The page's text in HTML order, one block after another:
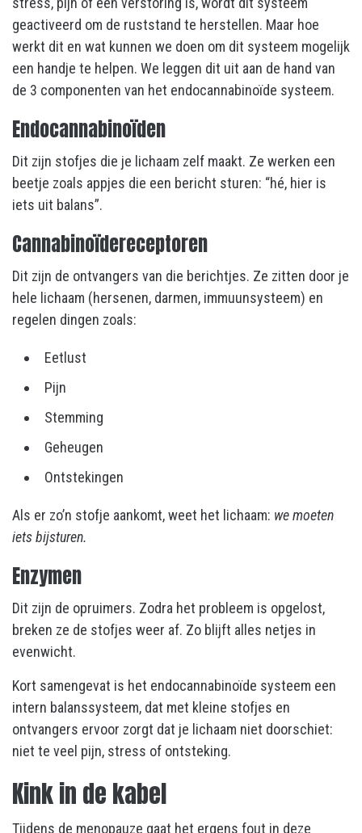
geactiveerd om de ruststand te herstellen. Maar hoe
werkt dit en wat kunnen we doen om dit systeem mogelijk
een handje te helpen. We leggen dit uit aan de hand van
de 3 componenten van het endocannabinoïde systeem.
Endocannabinoïden
Dit zijn stofjes die je lichaam zelf maakt. Ze werken een
beetje zoals appjes die een bericht sturen: “hé, hier is
iets uit balans”.
Cannabinoïdereceptoren
Dit zijn de ontvangers van die berichtjes. Ze zitten door je
hele lichaam (hersenen, darmen, immuunsysteem) en
regelen dingen zoals:
Eetlust
Pijn
Stemming
Geheugen
Ontstekingen
Als er zo’n stofje aankomt, weet het lichaam: we moeten
iets bijsturen.
Enzymen
Dit zijn de opruimers. Zodra het probleem is opgelost,
breken ze de stofjes weer af. Zo blijft alles netjes in
evenwicht.
Kort samengevat is het endocannabinoïde systeem een
intern balanssysteem, dat met kleine stofjes en
ontvangers ervoor zorgt dat je lichaam niet doorschiet:
niet te veel pijn, stress of ontsteking.
Kink in de kabel
Tijdens de menopauze gaat het ergens fout in deze